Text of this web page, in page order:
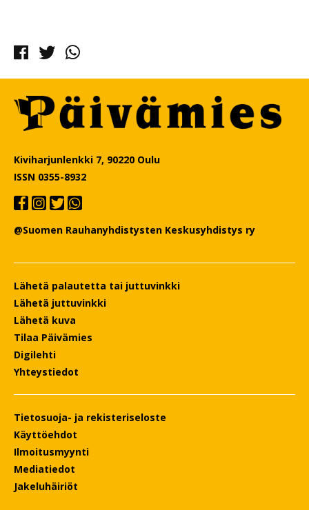
Facebook
TwitterWhatsapp
Kiviharjunlenkki 7, 90220 Oulu
ISSN 0355-8932
@Suomen Rauhanyhdistysten Keskusyhdistys ry
Lähetä palautetta tai juttuvinkki
Lähetä juttuvinkki
Lähetä kuva
Tilaa Päivämies
Digilehti
Yhteystiedot
Tietosuoja- ja rekisteriseloste
Käyttöehdot
Ilmoitusmyynti
Mediatiedot
Jakeluhäiriöt